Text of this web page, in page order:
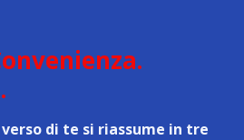
di te si riassume in tre